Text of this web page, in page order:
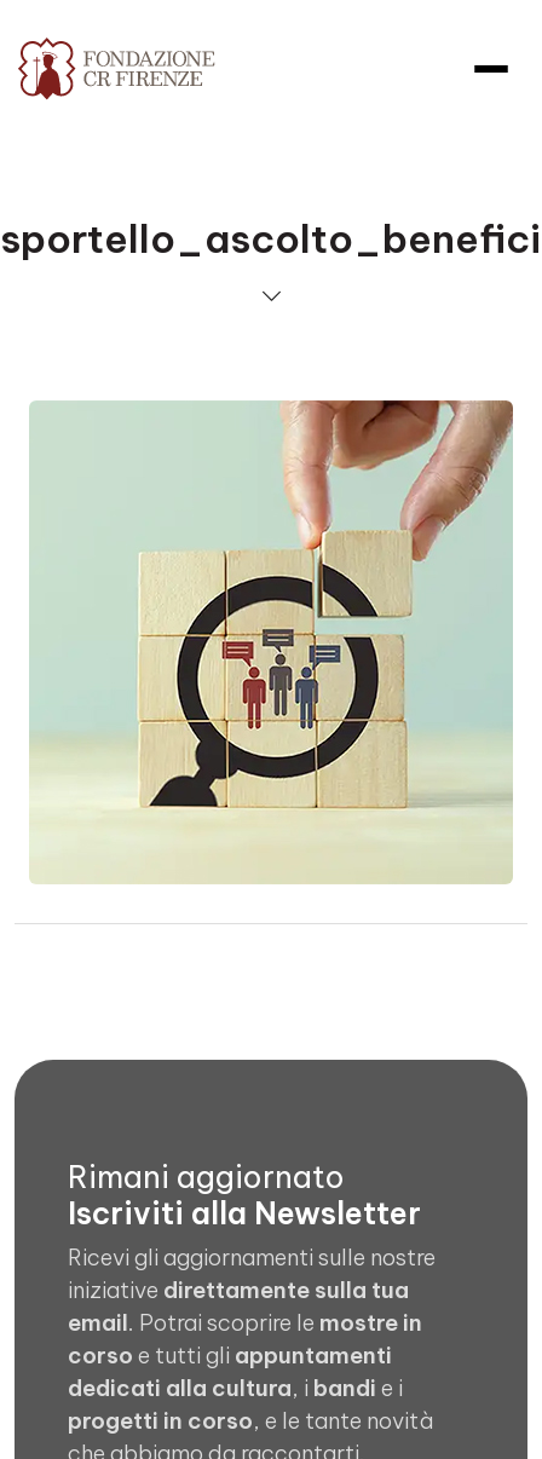
Rimani aggiornato
Iscriviti alla Newsletter
Ricevi gli aggiornamenti sulle nostre
iniziative direttamente sulla tua
email. Potrai scoprire le mostre in
corso e tutti gli appuntamenti
dedicati alla cultura, i bandi e i
progetti in corso, e le tante novità